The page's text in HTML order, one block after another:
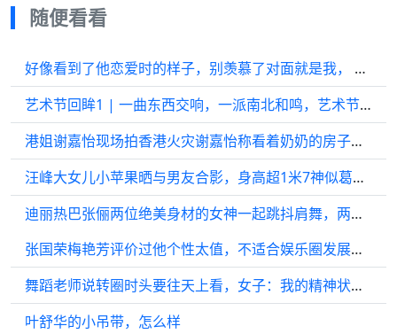
随便看看
好像看到了他恋爱时的样子，别羡慕了对面就是我， 他就是甜系男友
艺术节回眸1 | 一曲东西交响，一派南北和鸣，艺术节成为上海文化金名片
港姐谢嘉怡现场拍香港火灾谢嘉怡称看着奶奶的房子被烧光
汪峰大女儿小苹果晒与男友合影，身高超1米7神似葛荟婕
迪丽热巴张俪两位绝美身材的女神一起跳抖肩舞，两人同框的画面好赏心悦目
张国荣梅艳芳评价过他个性太值，不适合娱乐圈发展，不会阿谀奉承
舞蹈老师说转圈时头要往天上看，女子：我的精神状态我be like！
叶舒华的小吊带，怎么样